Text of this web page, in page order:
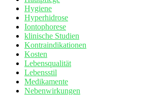
Hygiene
Hyperhidrose
Iontophorese
klinische Studien
Kontraindikationen
Kosten
Lebensqualität
Lebensstil
Medikamente
Nebenwirkungen